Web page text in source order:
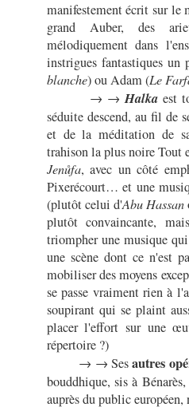
manifestement écrit sur le
grand Auber, des
mélodiquement dans
instrigues fantastiques
blanche) ou Adam (Le
→ →Halka est
séduite descend, au fil de
et de la méditation de
trahison la plus noire Tout
Jenůfa, avec un côté
Pixerécourt… et une
(plutôt celui d'Abu Hassan
plutôt convaincante,
triompher une musique
une scène dont ce n'est
mobiliser des moyens
se passe vraiment rien à
soupirant qui se plaint
placer l'effort sur une
répertoire ?)
→ → Sesautres
bouddhique, sis à
auprès du public